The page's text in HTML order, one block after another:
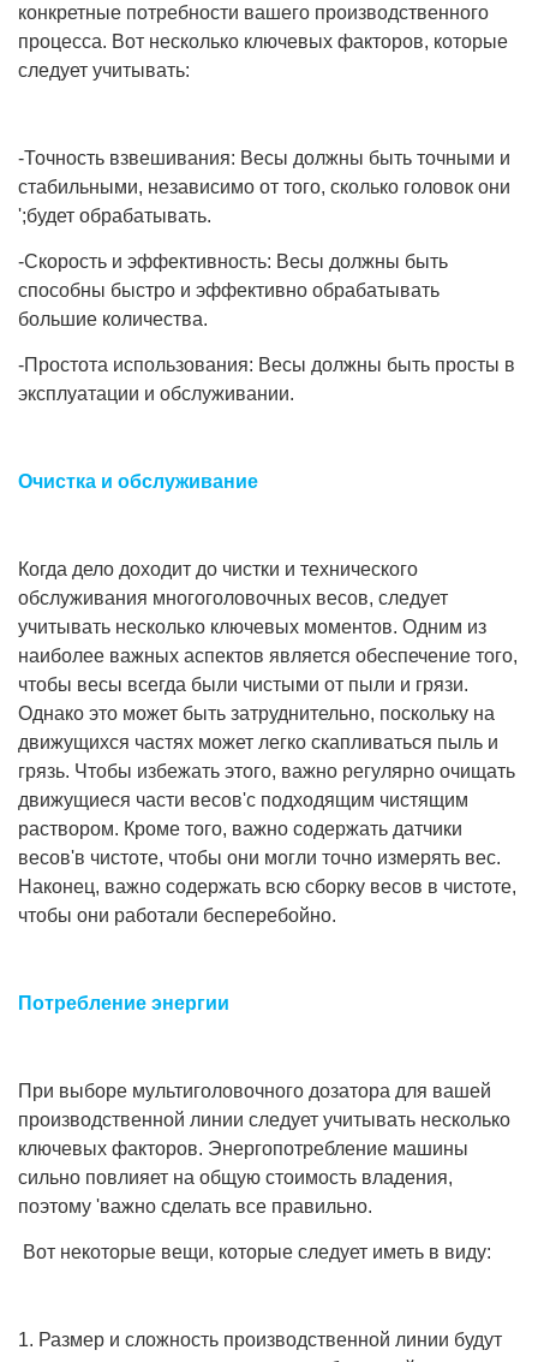
конкретные потребности вашего производственного
процесса. Вот несколько ключевых факторов, которые
следует учитывать:
-Точность взвешивания: Весы должны быть точными и
стабильными, независимо от того, сколько головок они
';будет обрабатывать.
-Скорость и эффективность: Весы должны быть
способны быстро и эффективно обрабатывать
большие количества.
-Простота использования: Весы должны быть просты в
эксплуатации и обслуживании.
Очистка и обслуживание
Когда дело доходит до чистки и технического
обслуживания многоголовочных весов, следует
учитывать несколько ключевых моментов. Одним из
наиболее важных аспектов является обеспечение того,
чтобы весы всегда были чистыми от пыли и грязи.
Однако это может быть затруднительно, поскольку на
движущихся частях может легко скапливаться пыль и
грязь. Чтобы избежать этого, важно регулярно очищать
движущиеся части весов'с подходящим чистящим
раствором. Кроме того, важно содержать датчики
весов'в чистоте, чтобы они могли точно измерять вес.
Наконец, важно содержать всю сборку весов в чистоте,
чтобы они работали бесперебойно.
Потребление энергии
При выборе мультиголовочного дозатора для вашей
производственной линии следует учитывать несколько
ключевых факторов. Энергопотребление машины
сильно повлияет на общую стоимость владения,
поэтому 'важно сделать все правильно.
Вот некоторые вещи, которые следует иметь в виду:
1. Размер и сложность производственной линии будут